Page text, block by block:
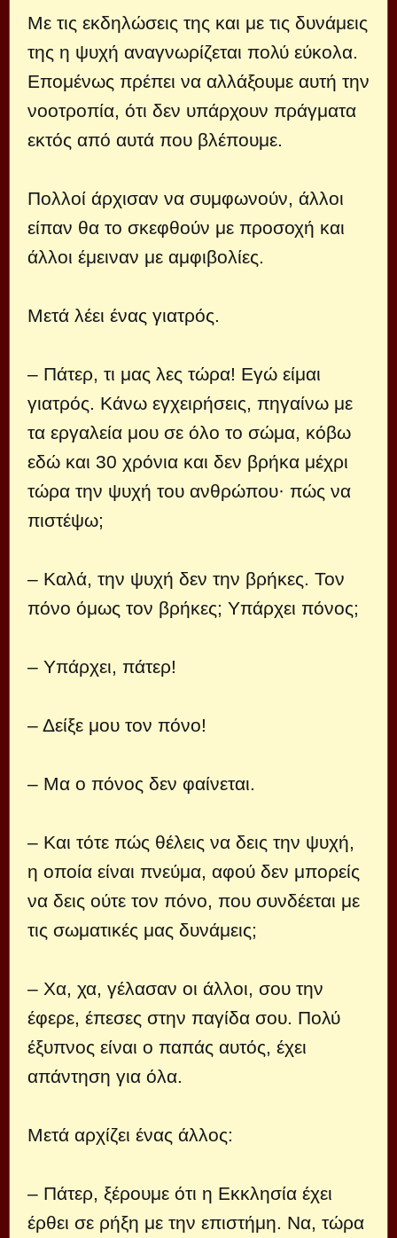
Με τις εκδηλώσεις της και με τις δυνάμεις
της η ψυχή αναγνωρίζεται πολύ εύκολα.
Επομένως πρέπει να αλλάξουμε αυτή την
νοοτροπία, ότι δεν υπάρχουν πράγματα
εκτός από αυτά που βλέπουμε.
Πολλοί άρχισαν να συμφωνούν, άλλοι
είπαν θα το σκεφθούν με προσοχή και
άλλοι έμειναν με αμφιβολίες.
Μετά λέει ένας γιατρός.
– Πάτερ, τι μας λες τώρα! Εγώ είμαι
γιατρός. Κάνω εγχειρήσεις, πηγαίνω με
τα εργαλεία μου σε όλο το σώμα, κόβω
εδώ και 30 χρόνια και δεν βρήκα μέχρι
τώρα την ψυχή του ανθρώπου· πώς να
πιστέψω;
– Καλά, την ψυχή δεν την βρήκες. Τον
πόνο όμως τον βρήκες; Υπάρχει πόνος;
– Υπάρχει, πάτερ!
– Δείξε μου τον πόνο!
– Μα ο πόνος δεν φαίνεται.
– Και τότε πώς θέλεις να δεις την ψυχή,
η οποία είναι πνεύμα, αφού δεν μπορείς
να δεις ούτε τον πόνο, που συνδέεται με
τις σωματικές μας δυνάμεις;
– Χα, χα, γέλασαν οι άλλοι, σου την
έφερε, έπεσες στην παγίδα σου. Πολύ
έξυπνος είναι ο παπάς αυτός, έχει
απάντηση για όλα.
Μετά αρχίζει ένας άλλος:
– Πάτερ, ξέρουμε ότι η Εκκλησία έχει
έρθει σε ρήξη με την επιστήμη. Να, τώρα